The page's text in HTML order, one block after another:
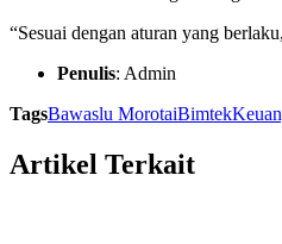
“Sesuai dengan aturan yang
Penulis: Admin
TagsBawaslu MorotaiBimtek
Artikel Terkait